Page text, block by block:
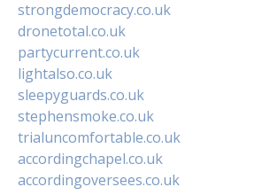
strongdemocracy.co.uk
dronetotal.co.uk
partycurrent.co.uk
lightalso.co.uk
sleepyguards.co.uk
stephensmoke.co.uk
trialuncomfortable.co.uk
accordingchapel.co.uk
accordingoversees.co.uk